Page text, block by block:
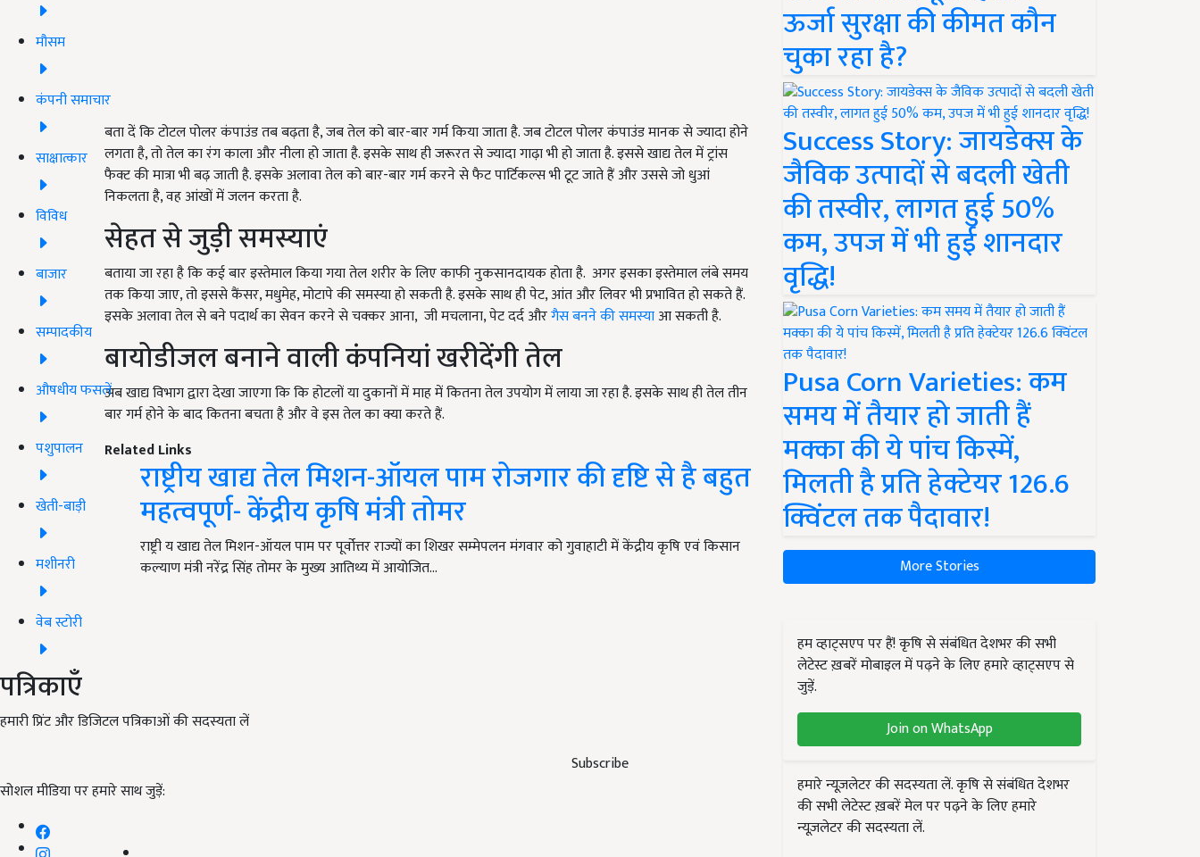
मौसम
कंपनी समाचार
साक्षात्कार
विविध
बाजार
सम्पादकीय
औषधीय फसलें
पशुपालन
खेती-बाड़ी
मशीनरी
वेब स्टोरी
पत्रिकाएँ
हमारी प्रिंट और डिजिटल पत्रिकाओं की सदस्यता लें
Subscribe
सोशल मीडिया पर हमारे साथ जुड़ें:
बता दें कि टोटल पोलर कंपाउंड तब बढ़ता है, जब तेल को बार-बार गर्म किया जाता है. जब टोटल पोलर कंपाउंड मानक से ज्यादा होने
लगता है, तो तेल का रंग काला और नीला हो जाता है. इसके साथ ही जरूरत से ज्यादा गाढ़ा भी हो जाता है. इससे खाद्य तेल में ट्रांस
फैक्ट की मात्रा भी बढ़ जाती है. इसके अलावा तेल को बार-बार गर्म करने से फैट पार्टिकल्स भी टूट जाते हैं और उससे जो धुआं
निकलता है, वह आंखों में जलन करता है.
सेहत से जुड़ी समस्याएं
बताया जा रहा है कि कई बार इस्तेमाल किया गया तेल शरीर के लिए काफी नुकसानदायक होता है. अगर इसका इस्तेमाल लंबे समय
तक किया जाए, तो इससे कैंसर, मधुमेह, मोटापे की समस्या हो सकती है. इसके साथ ही पेट, आंत और लिवर भी प्रभावित हो सकते हैं.
इसके अलावा तेल से बने पदार्थ का सेवन करने से चक्कर आना, जी मचलाना, पेट दर्द औरगैस बनने की समस्याआ सकती है.
बायोडीजल बनाने वाली कंपनियां खरीदेंगी तेल
अब खाद्य विभाग द्वारा देखा जाएगा कि कि होटलों या दुकानों में माह में कितना तेल उपयोग में लाया जा रहा है. इसके साथ ही तेल तीन
बार गर्म होने के बाद कितना बचता है और वे इस तेल का क्या करते हैं.
Related Links
राष्ट्रीय खाद्य तेल मिशन-ऑयल पाम रोजगार की दृष्टि से है बहुत
महत्वपूर्ण- केंद्रीय कृषि मंत्री तोमर
राष्ट्री य खाद्य तेल मिशन-ऑयल पाम पर पूर्वोत्तर राज्यों का शिखर सम्मेपलन मंगवार को गुवाहाटी में केंद्रीय कृषि एवं किसान
कल्याण मंत्री नरेंद्र सिंह तोमर के मुख्य आतिथ्य में आयोजित…
ऊर्जा सुरक्षा की कीमत कौन
चुका रहा है?
Success Story: जायडेक्स के
जैविक उत्पादों से बदली खेती
की तस्वीर, लागत हुई 50%
कम, उपज में भी हुई शानदार
वृद्धि!
Pusa Corn Varieties: कम
समय में तैयार हो जाती हैं
मक्का की ये पांच किस्में,
मिलती है प्रति हेक्टेयर 126.6
क्विंटल तक पैदावार!
More Stories
हम व्हाट्सएप पर हैं! कृषि से संबंधित देशभर की सभी
लेटेस्ट ख़बरें मोबाइल में पढ़ने के लिए हमारे व्हाट्सएप से
जुड़ें.
Join on WhatsApp
हमारे न्यूज़लेटर की सदस्यता लें. कृषि से संबंधित देशभर
की सभी लेटेस्ट ख़बरें मेल पर पढ़ने के लिए हमारे
न्यूज़लेटर की सदस्यता लें.